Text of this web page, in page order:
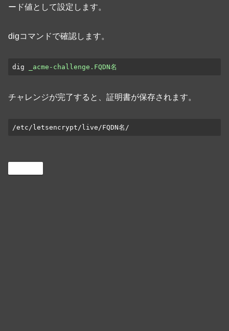
ード値として設定します。
digコマンドで確認します。
dig _acme-challenge.FQDN名
チャレンジが完了すると、証明書が保存されます。
/etc/letsencrypt/live/FQDN名/